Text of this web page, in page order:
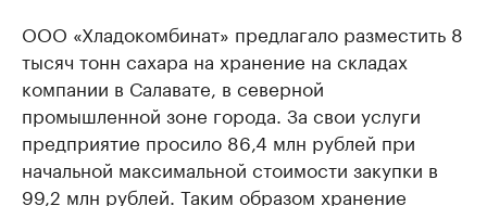
ООО «Хладокомбинат» предлагало разместить 8
тысяч тонн сахара на хранение на складах
компании в Салавате, в северной
промышленной зоне города. За свои услуги
предприятие просило 86,4 млн рублей при
начальной максимальной стоимости закупки в
99,2 млн рублей. Таким образом хранение